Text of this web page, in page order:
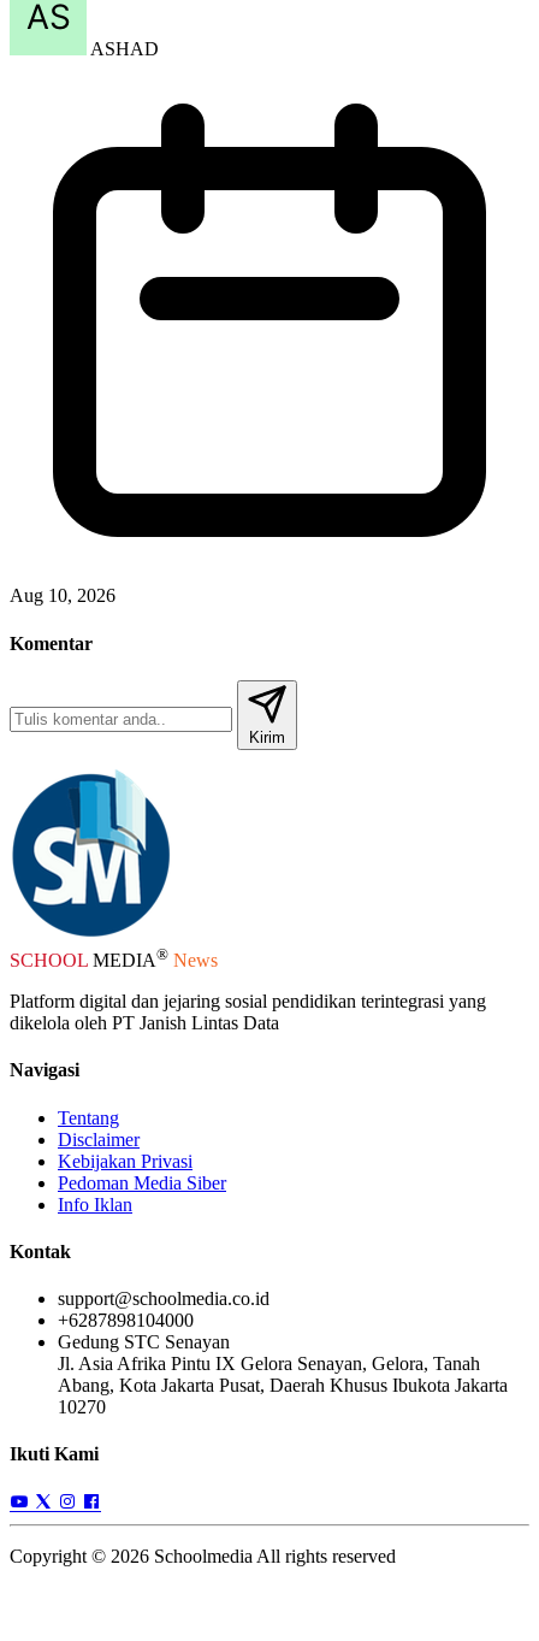
ASHAD
Aug 10, 2026
Komentar
Kirim
SCHOOL MEDIA® News
Platform digital dan jejaring sosial pendidikan terintegrasi yang
dikelola oleh PT Janish Lintas Data
Navigasi
Tentang
Disclaimer
Kebijakan Privasi
Pedoman Media Siber
Info Iklan
Kontak
support@schoolmedia.co.id
+6287898104000
Gedung STC Senayan
Jl. Asia Afrika Pintu IX Gelora Senayan, Gelora, Tanah
Abang, Kota Jakarta Pusat, Daerah Khusus Ibukota Jakarta
10270
Ikuti Kami
Copyright © 2026 Schoolmedia All rights reserved